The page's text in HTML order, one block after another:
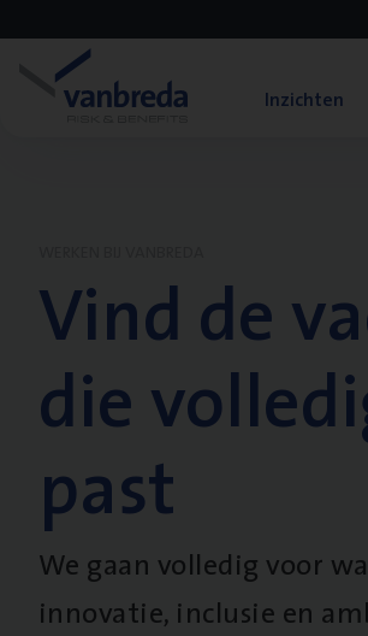
Inzichten
Vind de
die
past
We gaan volledig voor
innovatie, inclusie en